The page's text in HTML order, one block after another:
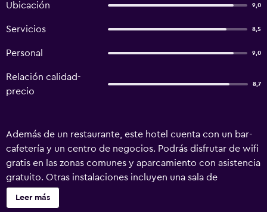
Ubicación 9,0
Servicios 8,5
Personal 9,0
Relación calidad-
precio
8,7
Además de un restaurante, este hotel cuenta con un bar-
cafetería y un centro de negocios. Podrás disfrutar de wifi
gratis en las zonas comunes y aparcamiento con asistencia
gratuito. Otras instalaciones incluyen una sala de
reuniones, servicios de conserjería y check-in exprés. Lee
Design Hotel ofrece 63 alojamientos con aire
Leer más